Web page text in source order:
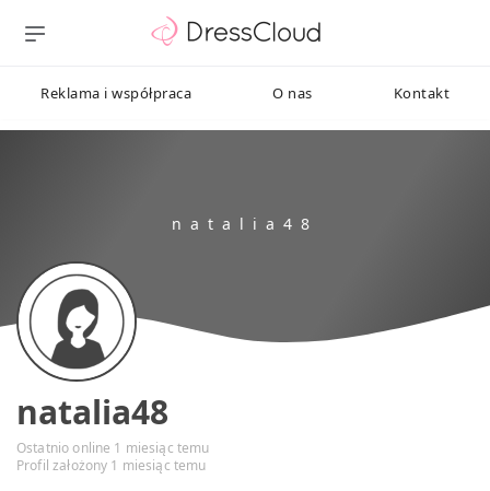
Reklama i współpraca O nas Kontakt
natalia48
Ostatnio online 1 miesiąc temu
Profil założony 1 miesiąc temu